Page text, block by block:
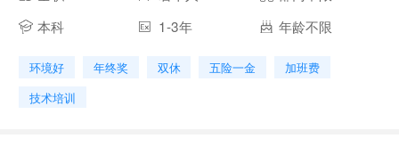
本科
1-3年 年龄不限
环境好 年终奖 双休 五险一金
加班费
技术培训